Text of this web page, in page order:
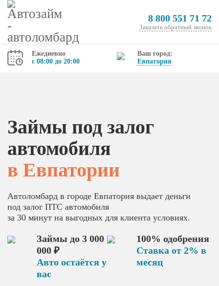
8 800 551 71 72
Заказать обратный звонок
Ежедневно
с 08:00 до 20:00
Ваш город:
Евпатория
Займы под залог
автомобиля
в Евпатории
Автоломбард в городе Евпатория выдает деньги
под залог ПТС автомобиля
за 30 минут на выгодных для клиента условиях.
Займы до 3 000
000 ₽
Авто остаётся у
вас
100% одобрения
Ставка от 2% в
месяц